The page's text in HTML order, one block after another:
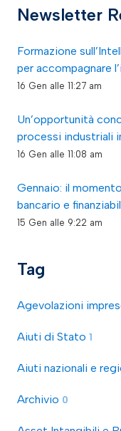
Newsletter
Formazione
per accompagnare
16 Gen alle 11:27 am
Un’opportunità
processi industriali
16 Gen alle 11:08 am
Gennaio: il
bancario e
15 Gen alle 9:22 am
Tag
Agevolazioni
Aiuti di Stato 1
Aiuti nazionali e
Archivio 0